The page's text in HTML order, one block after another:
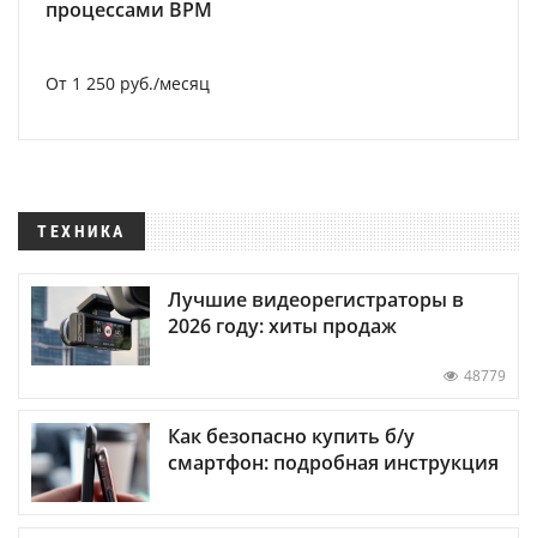
процессами BPM
От 1 250 руб./месяц
ТЕХНИКА
Лучшие видеорегистраторы в
2026 году: хиты продаж
48779
Как безопасно купить б/у
смартфон: подробная инструкция